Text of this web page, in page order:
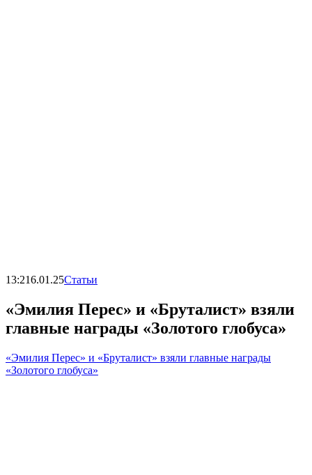
13:216.01.25Статьи
«Эмилия Перес» и «Бруталист» взяли
главные награды «Золотого глобуса»
«Эмилия Перес» и «Бруталист» взяли главные награды
«Золотого глобуса»